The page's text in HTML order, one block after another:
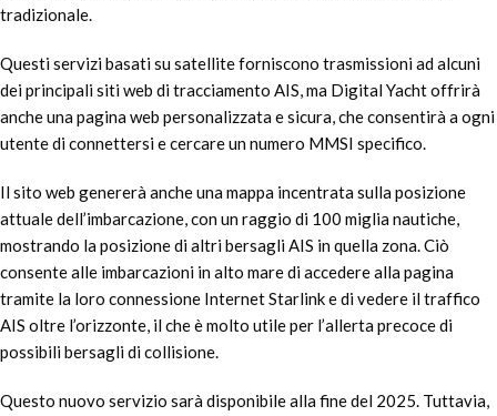
tradizionale.
Questi servizi basati su satellite forniscono trasmissioni ad alcuni
dei principali siti web di tracciamento AIS, ma Digital Yacht offrirà
anche una pagina web personalizzata e sicura, che consentirà a ogni
utente di connettersi e cercare un numero MMSI specifico.
Il sito web genererà anche una mappa incentrata sulla posizione
attuale dell’imbarcazione, con un raggio di 100 miglia nautiche,
mostrando la posizione di altri bersagli AIS in quella zona. Ciò
consente alle imbarcazioni in alto mare di accedere alla pagina
tramite la loro connessione Internet Starlink e di vedere il traffico
AIS oltre l’orizzonte, il che è molto utile per l’allerta precoce di
possibili bersagli di collisione.
Questo nuovo servizio sarà disponibile alla fine del 2025. Tuttavia,